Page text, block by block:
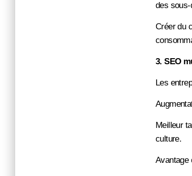
des
Créer du
3. SEO
Les
Meilleur
culture.
Avantage